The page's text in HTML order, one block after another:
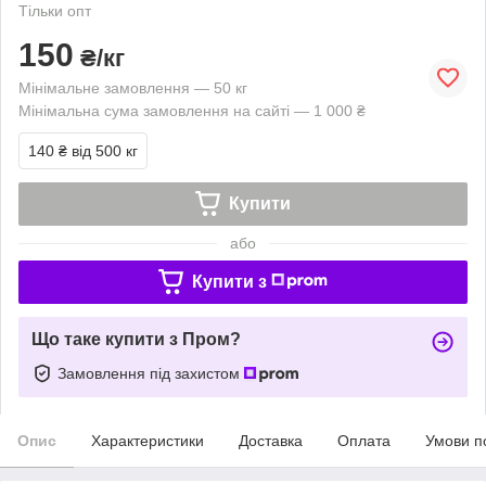
Тільки опт
150 ₴/кг
Мінімальне замовлення — 50 кг
Мінімальна сума замовлення на сайті — 1 000 ₴
140 ₴ від 500 кг
Купити
або
Купити з
Що таке купити з Пром?
Замовлення під захистом
Опис Характеристики Доставка Оплата Умови